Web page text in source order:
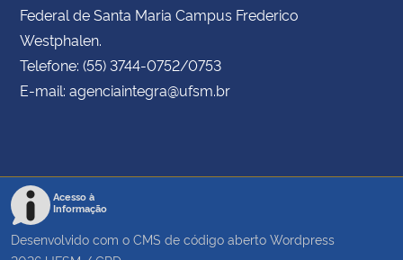
Federal de Santa Maria Campus Frederico
Westphalen.
Telefone: (55) 3744-0752/0753
E-mail: agenciaintegra@ufsm.br
Acesso à
Informação
Desenvolvido com o CMS de código aberto Wordpress